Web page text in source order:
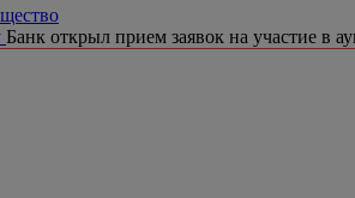
Банк открыл прием заявок на участие в